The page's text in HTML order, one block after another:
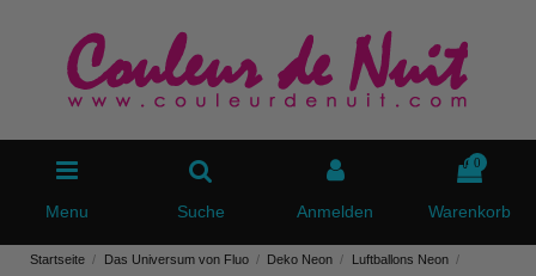
Menu Suche Anmelden
0
Warenkorb
Startseite Das Universum von Fluo Deko Neon Luftballons Neon